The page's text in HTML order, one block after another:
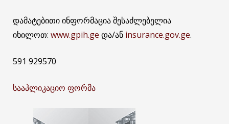
დამატებითი ინფორმაცია შესაძლებელია
იხილოთ: www.gpih.ge და/ან insurance.gov.ge.
591 929570
სააპლიკაციო ფორმა